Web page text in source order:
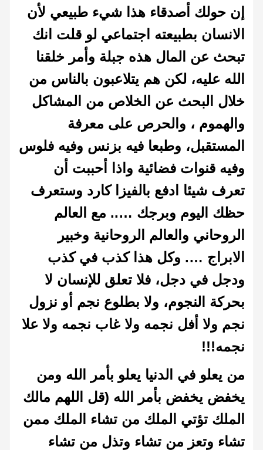
إن حولك أصدقاء هذا شيء طبيعي لأن
الانسان بطبيعته اجتماعي لو قلت انك
تبحث عن المال هذه جبلة وأمر خلقنا
الله عليه، لكن هم يتلاعبون بالناس من
خلال البحث عن الخلاص من المشاكل
والهموم ، والحرص على معرفة
المستقبل، وطبعا فيه بزنس وفيه فلوس
وفيه قنوات فضائية واذا أحببت أن
تعرف شيئا ادفع بالفيزا كارد وستعرف
حظك اليوم وبرجك ….. مع العالم
الروحاني والعالم الروحانية وخبير
الابراج …. وكل هذا كذب في كذب
ودجل في دجل، فلا تعلق للإنسان لا
بحركة النجوم، ولا بطلوع نجم أو نزول
نجم ولا أفل نجمه ولا غاب نجمه ولا علا
نجمه!!!
من يعلو في الدنيا يعلو بأمر الله ومن
يخفض يخفض بأمر الله (قل اللهم مالك
الملك تؤتي الملك من تشاء الملك ممن
تشاء وتعز من تشاء وتذل من تشاء